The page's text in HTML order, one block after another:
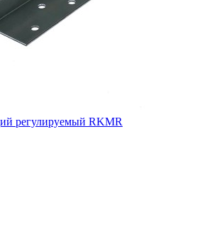
регулируемый RKMR